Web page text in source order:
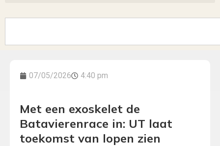
07/05/2026 4:40 pm
Met een exoskelet de
Batavierenrace in: UT laat
toekomst van lopen zien